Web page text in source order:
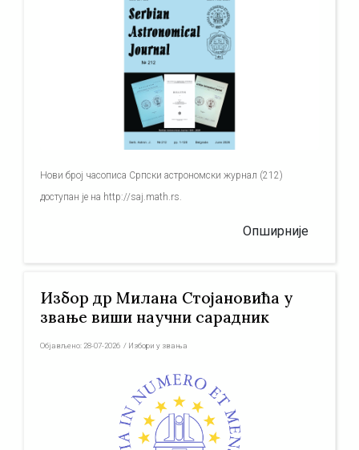
Нови број часописа Српски астрономски журнал (212)
доступан је на http://saj.math.rs.
Опширније
Избор др Милана Стојановића у
звање виши научни сарадник
Објављено: 28-07-2026 / Избори у звања